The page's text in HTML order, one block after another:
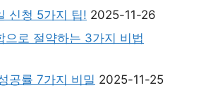
신청 5가지 팁! 2025-11-26
으로 절약하는 3가지 비법
공률 7가지 비밀 2025-11-25